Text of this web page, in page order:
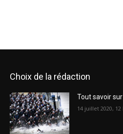
Choix de la rédaction
Tout savoir
14 juillet 2020,